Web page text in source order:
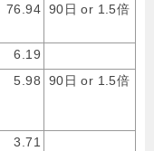
76.94 90日 or 1.5倍
6.19
5.98 90日 or 1.5倍
3.71